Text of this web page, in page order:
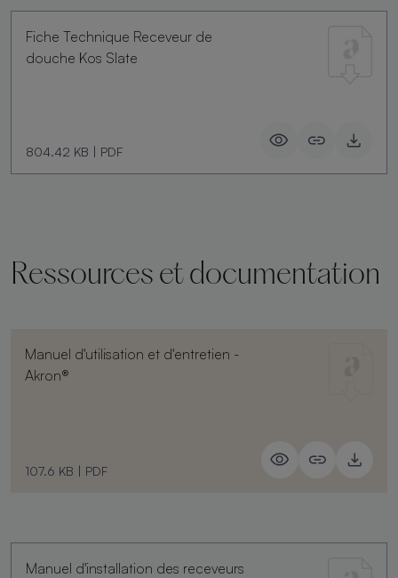
Fiche Technique Receveur de
douche Kos Slate
804.42 KB | PDF
Ressources et documentation
Manuel d'utilisation et d'entretien -
Akron®
107.6 KB | PDF
Manuel d'installation des receveurs